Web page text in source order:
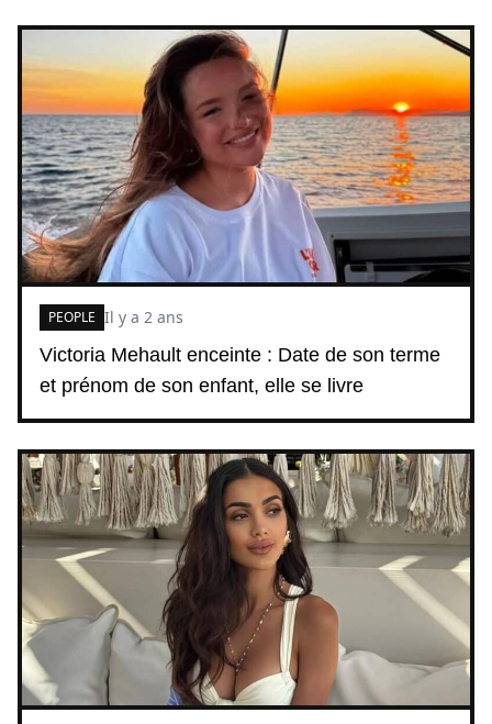
Victoria Mehault enceinte : Date de son terme
et prénom de son enfant, elle se livre
PEOPLE Il y a 2 ans